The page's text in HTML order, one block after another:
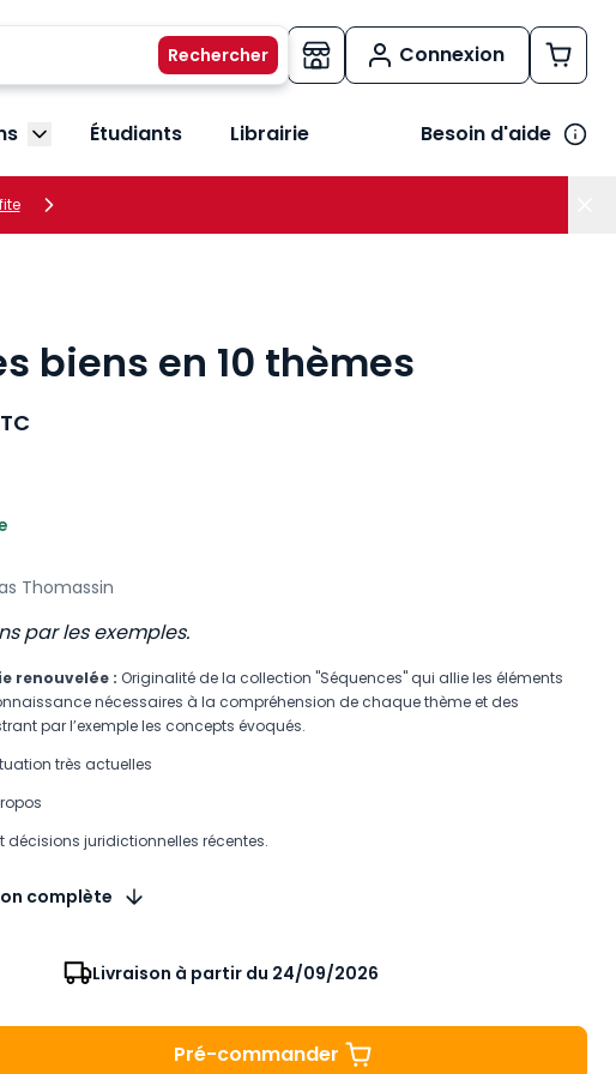
Connexion
Vos métiers
Afficher le sous-menu Vos besoins
Étudiants Librairie Besoin d'aide
biens en 10 thèmes
Thomassin
par les exemples.
renouvelée : Originalité de la collection "Séquences" qui allie les éléments
nécessaires à la compréhension de chaque thème et des
par l’exemple les concepts évoqués.
très actuelles
décisions juridictionnelles récentes.
complète
Livraison à partir du 24/09/2026
Pré-commanderDroit des biens en 10 thèmes à